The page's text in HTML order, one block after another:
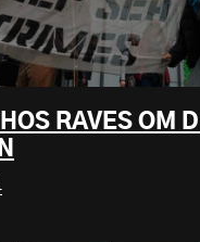
RAVES OM